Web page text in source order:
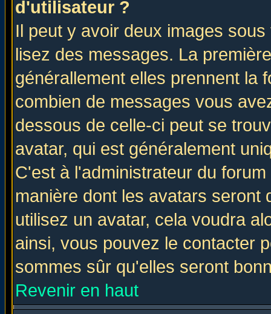
d'utilisateur ?
Il peut y avoir deux images
lisez des messages. La
générallement elles prennent la
combien de messages vous
dessous de celle-ci peut se
avatar, qui est généralement
C'est à l'administrateur du
manière dont les avatars seront
utilisez un avatar, cela voudra
ainsi, vous pouvez le contacter
sommes sûr qu'elles seront
Revenir en haut